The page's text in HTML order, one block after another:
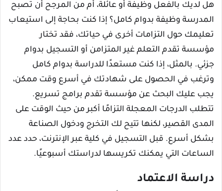
هل لديك بالفعل وظيفة أو عائلة، أم من المرجح أن تصبح
المدرسة وظيفة بدوام كامل؟ إذا كنت بحاجة إلى استيعاب
تعليمك حول التزامات أخرى في حياتك، فقد تختار
مؤسسة تقدم التعلم غير المتزامن أو التسجيل بدوام
جزئي. بالمثل، إذا كنت مستعدًا للدراسة بدوام كامل
وترغب في الحصول على شهادتك في أسرع وقت ممكن،
يجب عليك البحث عن مؤسسة تقدم برامج تسريع.
تتطلب الدرجات المعجلة التزامًا أكبر من حيث الوقت على
المدى القصير، لكنها تتيح لك التخرج ودخول الصناعة
بشكل أسرع. قبل التسجيل في كلية عبر الإنترنت، حدد عدد
الساعات التي يمكنك تكريسها لدراستك أسبوعيًا.
دراسة الاعتماد